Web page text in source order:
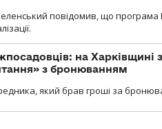
повідомив, що програма
на Харківщині
з бронюванням
який брав гроші за